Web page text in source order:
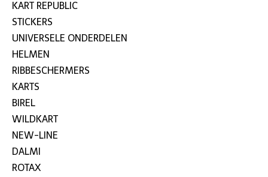
KART REPUBLIC
STICKERS
UNIVERSELE ONDERDELEN
HELMEN
RIBBESCHERMERS
KARTS
BIREL
WILDKART
NEW-LINE
DALMI
ROTAX